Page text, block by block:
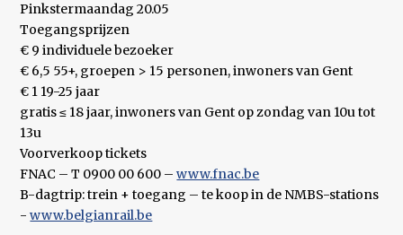
Pinkstermaandag 20.05
Toegangsprijzen
€ 9 individuele bezoeker
€ 6,5 55+, groepen > 15 personen, inwoners van Gent
€ 1 19-25 jaar
gratis ≤ 18 jaar, inwoners van Gent op zondag van 10u tot
13u
Voorverkoop tickets
FNAC – T 0900 00 600 –www.fnac.be
B-dagtrip: trein + toegang – te koop in de NMBS-stations
-www.belgianrail.be